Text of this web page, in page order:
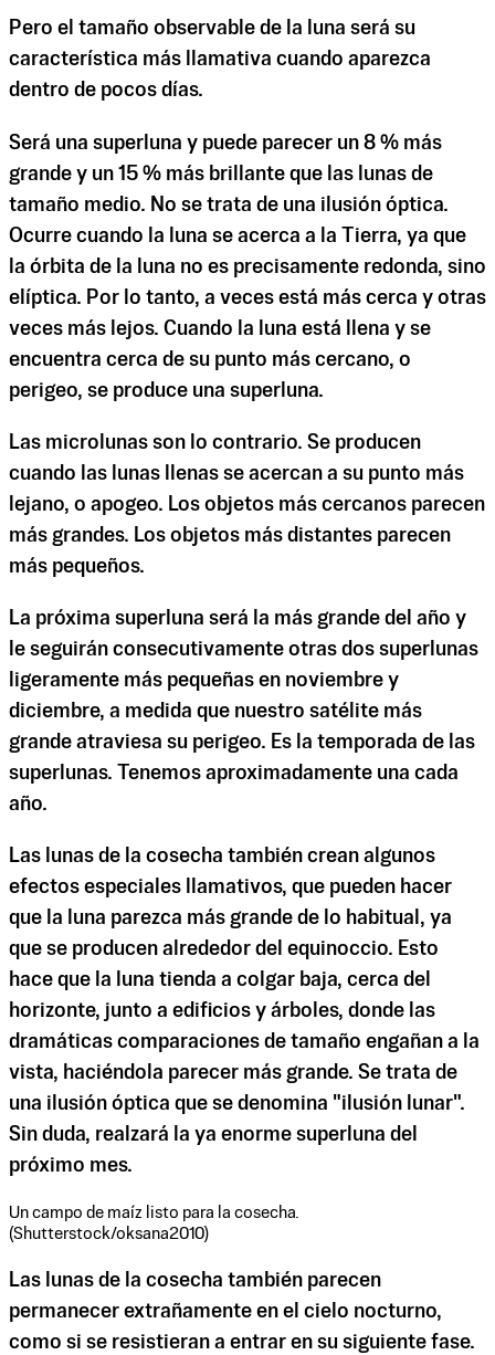
Pero el tamaño observable de la luna será su
característica más llamativa cuando aparezca
dentro de pocos días.
Será una superluna y puede parecer un 8 % más
grande y un 15 % más brillante que las lunas de
tamaño medio. No se trata de una ilusión óptica.
Ocurre cuando la luna se acerca a la Tierra, ya que
la órbita de la luna no es precisamente redonda, sino
elíptica. Por lo tanto, a veces está más cerca y otras
veces más lejos. Cuando la luna está llena y se
encuentra cerca de su punto más cercano, o
perigeo, se produce una superluna.
Las microlunas son lo contrario. Se producen
cuando las lunas llenas se acercan a su punto más
lejano, o apogeo. Los objetos más cercanos parecen
más grandes. Los objetos más distantes parecen
más pequeños.
La próxima superluna será la más grande del año y
le seguirán consecutivamente otras dos superlunas
ligeramente más pequeñas en noviembre y
diciembre, a medida que nuestro satélite más
grande atraviesa su perigeo. Es la temporada de las
superlunas. Tenemos aproximadamente una cada
año.
Las lunas de la cosecha también crean algunos
efectos especiales llamativos, que pueden hacer
que la luna parezca más grande de lo habitual, ya
que se producen alrededor del equinoccio. Esto
hace que la luna tienda a colgar baja, cerca del
horizonte, junto a edificios y árboles, donde las
dramáticas comparaciones de tamaño engañan a la
vista, haciéndola parecer más grande. Se trata de
una ilusión óptica que se denomina "ilusión lunar".
Sin duda, realzará la ya enorme superluna del
próximo mes.
Un campo de maíz listo para la cosecha.
(Shutterstock/oksana2010)
Las lunas de la cosecha también parecen
permanecer extrañamente en el cielo nocturno,
como si se resistieran a entrar en su siguiente fase.